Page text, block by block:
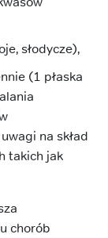
słodycze),
(1 płaska
na skład
takich jak
chorób